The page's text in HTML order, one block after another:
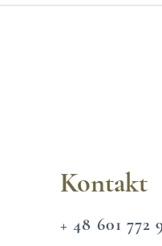
Kontakt
+ 48 601 772